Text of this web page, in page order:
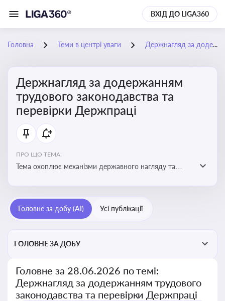
ВХІД ДО LIGA360
Головна Теми в центрі уваги Держнагляд за додержанням трудового законодавства та перевірки Держпраці
Держнагляд за додержанням
трудового законодавства та
перевірки Держпраці
ПРО ЩО ТЕМА:
Тема охоплює механізми державного нагляду та
Головне за добу (AI) Усі публікації
ГОЛОВНЕ ЗА ДОБУ
Головне за 28.06.2026 по темі:
Держнагляд за додержанням трудового
законодавства та перевірки Держпраці